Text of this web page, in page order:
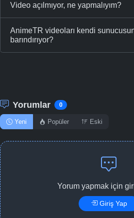
Video açılmıyor, ne yapmalıyım?
AnimeTR videoları kendi
barındırıyor?
Yorumlar 0
Yeni Popüler Eski
Yorum yapmak için
Giriş Yap